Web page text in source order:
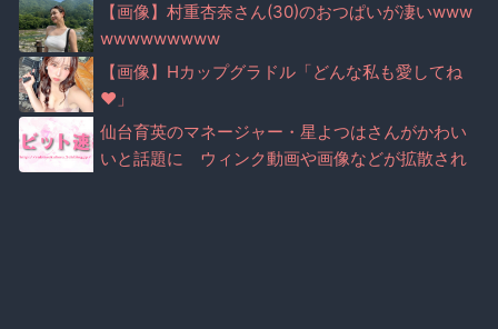
【画像】村重杏奈さん(30)のおつぱいが凄いwww
wwwwwwwww
【画像】Hカップグラドル「どんな私も愛してね
♥」
仙台育英のマネージャー・星よつはさんがかわい
いと話題に ウィンク動画や画像などが拡散され